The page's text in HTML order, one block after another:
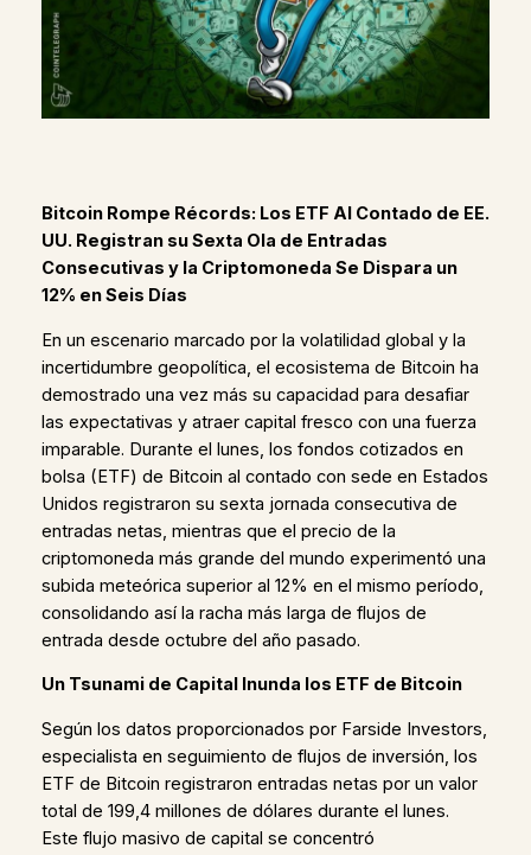
Bitcoin Rompe Récords: Los ETF Al Contado de EE.
UU. Registran su Sexta Ola de Entradas
Consecutivas y la Criptomoneda Se Dispara un
12% en Seis Días
En un escenario marcado por la volatilidad global y la
incertidumbre geopolítica, el ecosistema de Bitcoin ha
demostrado una vez más su capacidad para desafiar
las expectativas y atraer capital fresco con una fuerza
imparable. Durante el lunes, los fondos cotizados en
bolsa (ETF) de Bitcoin al contado con sede en Estados
Unidos registraron su sexta jornada consecutiva de
entradas netas, mientras que el precio de la
criptomoneda más grande del mundo experimentó una
subida meteórica superior al 12% en el mismo período,
consolidando así la racha más larga de flujos de
entrada desde octubre del año pasado.
Un Tsunami de Capital Inunda los ETF de Bitcoin
Según los datos proporcionados por Farside Investors,
especialista en seguimiento de flujos de inversión, los
ETF de Bitcoin registraron entradas netas por un valor
total de 199,4 millones de dólares durante el lunes.
Este flujo masivo de capital se concentró